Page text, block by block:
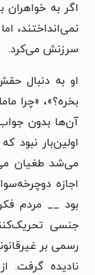
اگر به خواهران
نمی‌انداختند،
سرزنش می‌کرد.
او به دنبال
بخره؟»، «چرا
آن‌ها بدون
اولین‌بار نبود
می‌شد طغیان
اجازه
بود __ مردم
جنسی
رسمی بر
نادیده گرفت.